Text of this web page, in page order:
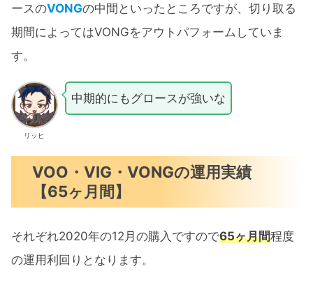
ースのVONGの中間といったところですが、切り取る
期間によってはVONGをアウトパフォームしていま
す。
リッヒ
中期的にもグロースが強いな
VOO・VIG・VONGの運用実績
【65ヶ月間】
それぞれ2020年の12月の購入ですので65ヶ月間程度
の運用利回りとなります。